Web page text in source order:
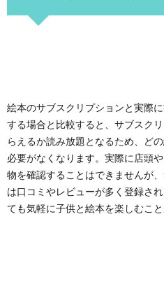
絵本のサブスクリプションと実際
する場合と比較すると、サブスク
らえるか読み放題となるため、ど
必要がなくなります。実際に店頭
物を確認することはできませんが
は口コミやレビューが多く登録さ
ても気軽に子供と絵本を楽しむこと